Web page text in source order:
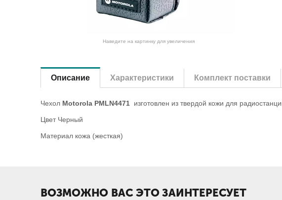
Наведите на картинку для увеличения
Описание Характеристики Комплект поставки
Чехол Motorola PMLN4471 изготовлен из твердой кожи для
Цвет Черный
Материал кожа (жесткая)
ВОЗМОЖНО ВАС ЭТО ЗАИНТЕРЕСУЕТ